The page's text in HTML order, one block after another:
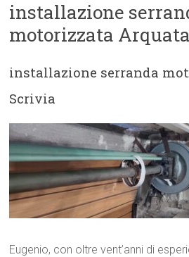
installazione
motorizzata
installazione serranda
Scrivia
Eugenio, con oltre vent’anni di